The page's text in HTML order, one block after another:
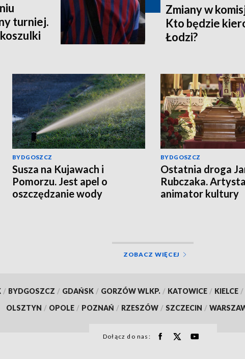
turniej.
Zmiany w
Kto będzie
Łodzi?
BYDGOSZCZ
Susza na Kujawach i
Pomorzu. Jest apel o
oszczędzanie wody
BYDGOSZCZ
Ostatnia droga
Rubczaka.
animator kultury
ZOBACZ WIĘCEJ
/ BYDGOSZCZ / GDAŃSK / GORZÓW WLKP. / KATOWICE / KIELCE /
OLSZTYN / OPOLE / POZNAŃ / RZESZÓW / SZCZECIN /
Dołącz do nas: